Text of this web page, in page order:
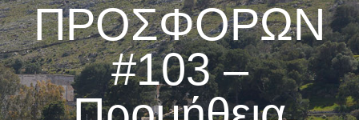
ΠΡΟΣΦΟΡΩΝ
#103 –